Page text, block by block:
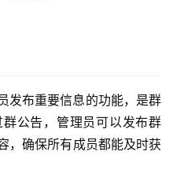
发布重要信息的功能，是群
公告，管理员可以发布群
，确保所有成员都能及时获